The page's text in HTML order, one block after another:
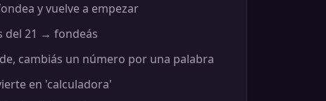
y vuelve a empezar
del 21 → fondeás
cambiás un número por una palabra
en 'calculadora'